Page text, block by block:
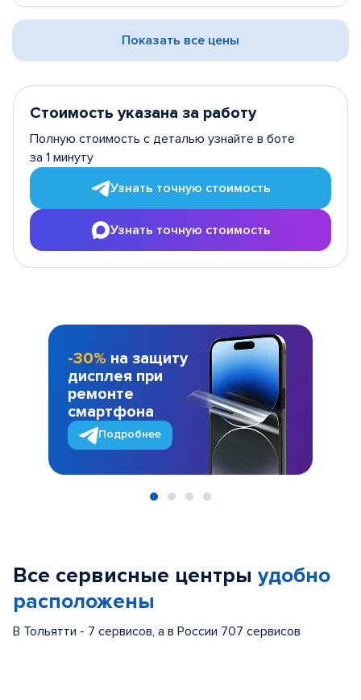
Показать все цены
Стоимость указана за работу
Полную стоимость с деталью узнайте в боте
за 1 минуту
Узнать точную стоимость
Узнать точную стоимость
-30% на защиту
дисплея при
ремонте
смартфона
Подробнее
Все сервисные центры удобно
расположены
В Тольятти - 7 сервисов, а в России 707 сервисов